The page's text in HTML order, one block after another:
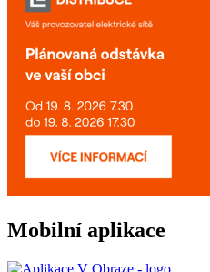
Mobilní aplikace